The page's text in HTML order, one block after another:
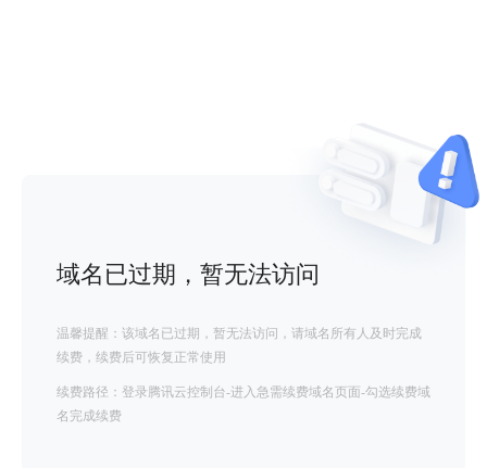
域名已过期，暂无法访问
温馨提醒：该域名已过期，暂无法访问，请域名所有人及时完成
续费，续费后可恢复正常使用
续费路径：登录腾讯云控制台-进入急需续费域名页面-勾选续费域
名完成续费